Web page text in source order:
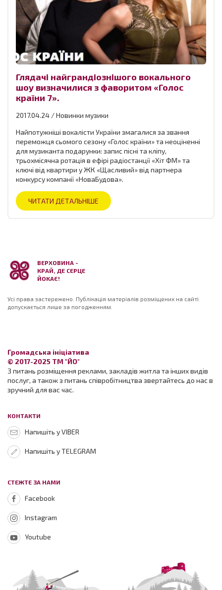
Глядачі найграндіознішого вокального
шоу визначилися з фаворитом «Голос
країни 7».
2017.04.24 / Новинки музики
Найпотужніші вокалісти України змагалися за звання
переможця сьомого сезону «Голос країни» та неоціненні
для музиканта подарунки: запис пісні та кліпу,
трьохмісячна ротація в ефірі радіостанції «Хіт ФМ» та
ключі від квартири у ЖК «Щасливий» від партнера
конкурсу компанії «НоваБудова».
ЧИТАТИ ДЕТАЛЬНІШЕ
ВЕРХОВИНА -
КРАЙ, ДЕ СЕРЦЕ
ЙОКАЄ!
Усі права застережено. Публікація матеріалів розміщених на сайті
допускається лише за погодженням.
Громадська ініціатива
© 2017-2025 ТМ "ЙО"
З питань розміщення реклами, закладів житла та інших видів
послуг, а також з питань співробітництва звертайтесь до нас в
зручний для вас час.
КОНТАКТИ
Напишіть у VIBER
Напишіть у TELEGRAM
СТЕЖТЕ ЗА НАМИ
Facebook
Instagram
Youtube